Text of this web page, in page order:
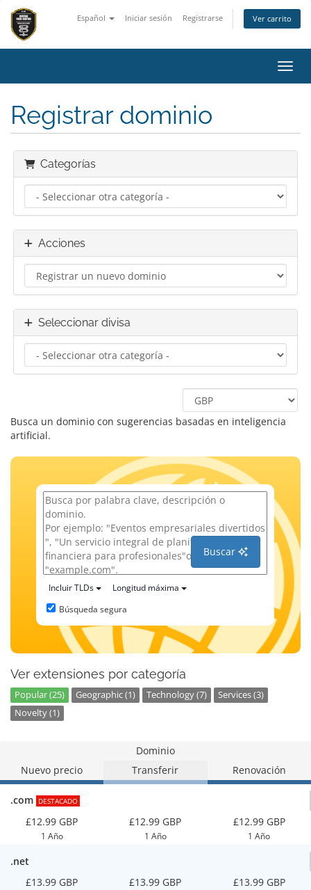
Español Iniciar sesión Registrarse Ver carrito
Registrar dominio
Categorías
Acciones
Seleccionar divisa
Busca un dominio con sugerencias basadas en inteligencia
artificial.
Buscar
Incluir TLDs
Longitud máxima
Búsqueda segura
Ver extensiones por categoría
Popular (25) Geographic (1) Technology (7)
Services (3)
Novelty (1)
Dominio
Nuevo precio
Transferir Renovación
.com DESTACADO
£12.99 GBP
1 Año
£12.99 GBP
1 Año
£12.99 GBP
1 Año
.net
£13.99 GBP
£13.99 GBP £13.99 GBP